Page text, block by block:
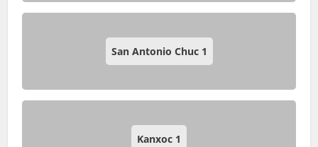
San Antonio Chuc 1
Kanxoc 1